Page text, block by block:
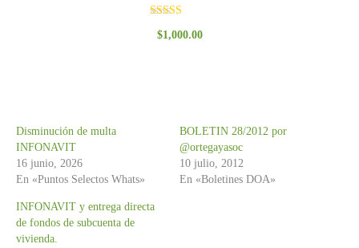
con
$1,000.00
Disminución de multa
INFONAVIT
16 junio, 2026
En «Puntos Selectos Whats»
BOLETIN 28/2012 por
@ortegayasoc
10 julio, 2012
En «Boletines DOA»
INFONAVIT y entrega directa
de fondos de subcuenta de
vivienda.